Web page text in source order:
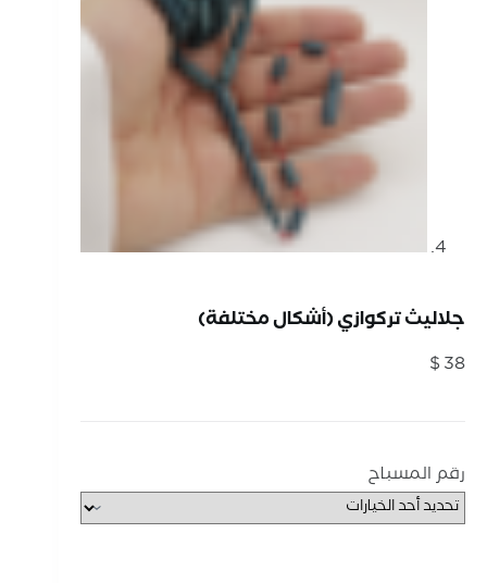
جلاليث تركوازي (أشكال مختلفة)
$38
رقم المسباح